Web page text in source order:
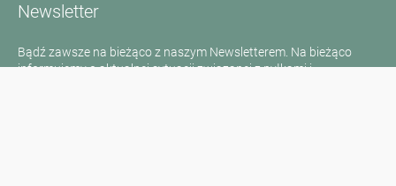
Newsletter
Bądź zawsze na bieżąco z naszym Newsletterem. Na bieżąco
informujemy o aktualnej sytuacji związanej z pyłkami i